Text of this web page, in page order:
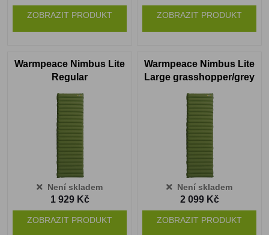
ZOBRAZIT PRODUKT ZOBRAZIT PRODUKT
Warmpeace Nimbus Lite
Regular
Není skladem
1 929 Kč
ZOBRAZIT PRODUKT
Warmpeace Nimbus Lite
Large grasshopper/grey
Není skladem
2 099 Kč
ZOBRAZIT PRODUKT